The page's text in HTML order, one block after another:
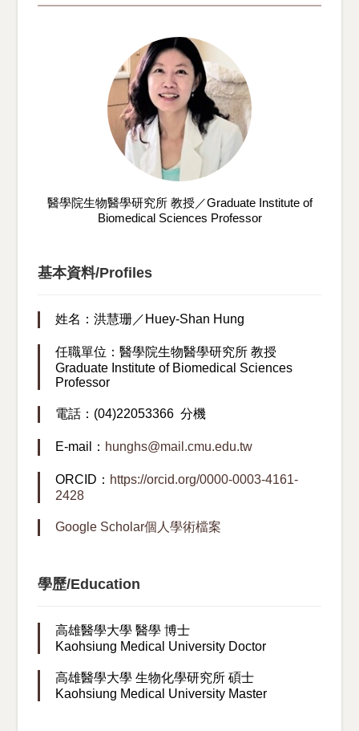
醫學院生物醫學研究所 教授／Graduate Institute of
Biomedical Sciences Professor
基本資料/Profiles
姓名：洪慧珊／Huey-Shan Hung
任職單位：醫學院生物醫學研究所 教授
Graduate Institute of Biomedical Sciences
Professor
電話：(04)22053366 分機
E-mail： hunghs@mail.cmu.edu.tw
ORCID： https://orcid.org/0000-0003-4161-
2428
Google Scholar個人學術檔案
學歷/Education
高雄醫學大學 醫學 博士
Kaohsiung Medical University Doctor
高雄醫學大學 生物化學研究所 碩士
Kaohsiung Medical University Master